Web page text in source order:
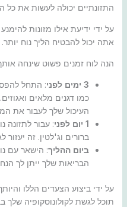
התזונתיים יכולה לעשות את כל
על ידי ידיעת אילו מזונות
אתה יכול להבטיח הליך נוח יותר.
הנה לוח זמנים פשוט שינחה
3 ימים לפני
: התחל
כמו דגנים מלאים
העיכול שלך לעבור את
1 יום לפני
: עבור לתזונה
ברורים וג'לטין. זה יעזור
ביום ההליך: הישאר עם
הבריאות שלך ייתן לך
על ידי ביצוע הצעדים הללו
תוכל לגשת לקולונוסקופיה שלך